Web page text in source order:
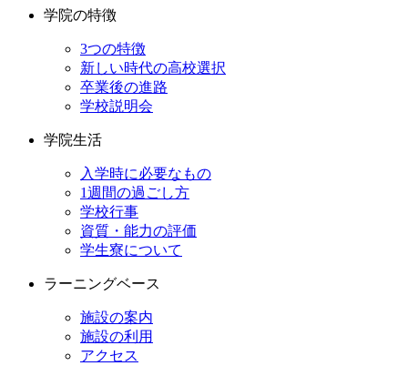
学院の特徴
3つの特徴
新しい時代の高校選択
卒業後の進路
学校説明会
学院生活
入学時に必要なもの
1週間の過ごし方
学校行事
資質・能力の評価
学生寮について
ラーニングベース
施設の案内
施設の利用
アクセス